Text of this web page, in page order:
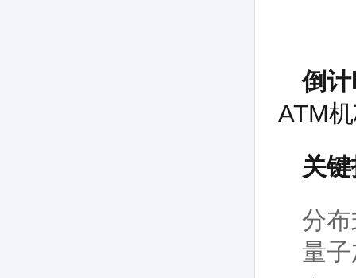
倒
ATM
关
分布
量